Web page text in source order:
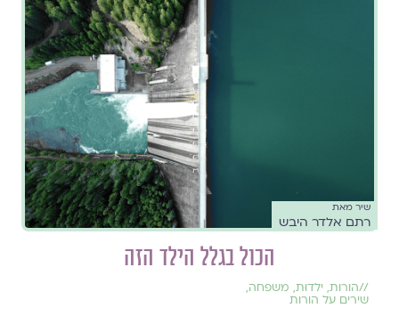
שיר מאת
רתם אלדר היבש
הכול בגלל הילד הזה
//הורות, ילדוּת, משפחה,
שירים על הורות